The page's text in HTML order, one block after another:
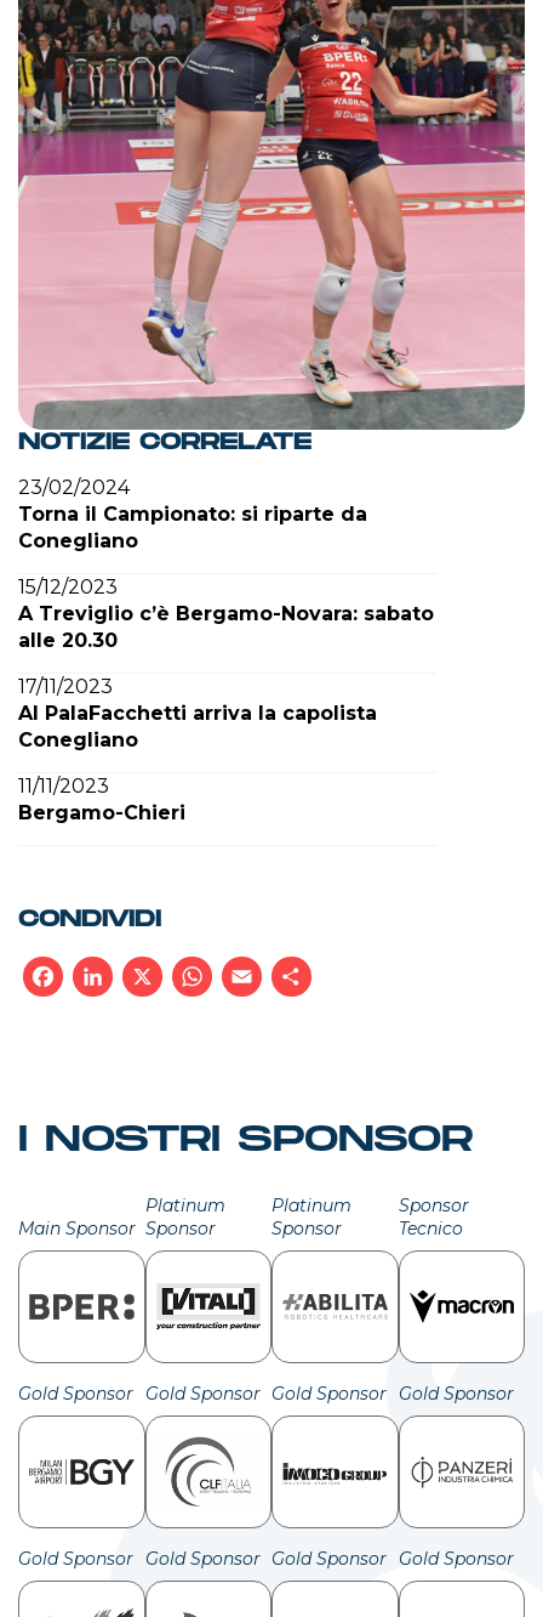
NOTIZIE CORRELATE
23/02/2024
Torna il Campionato: si riparte da
Conegliano
15/12/2023
A Treviglio c’è Bergamo-Novara: sabato
alle 20.30
17/11/2023
Al PalaFacchetti arriva la capolista
Conegliano
11/11/2023
Bergamo-Chieri
CONDIVIDI
I NOSTRI SPONSOR
Main Sponsor
Platinum
Sponsor
Platinum
Sponsor
Sponsor
Tecnico
Gold Sponsor Gold Sponsor Gold Sponsor Gold Sponsor
Gold Sponsor Gold Sponsor Gold Sponsor Gold Sponsor